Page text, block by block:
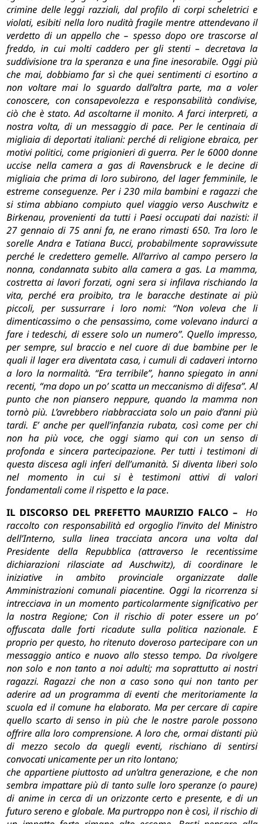
crimine delle leggi razziali, dal profilo di corpi scheletrici e
violati, esibiti nella loro nudità fragile mentre attendevano il
verdetto di un appello che – spesso dopo ore trascorse al
freddo, in cui molti caddero per gli stenti – decretava la
suddivisione tra la speranza e una fine inesorabile. Oggi più
che mai, dobbiamo far sì che quei sentimenti ci esortino a
non voltare mai lo sguardo dall’altra parte, ma a voler
conoscere, con consapevolezza e responsabilità condivise,
ciò che è stato. Ad ascoltarne il monito. A farci interpreti, a
nostra volta, di un messaggio di pace. Per le centinaia di
migliaia di deportati italiani: perché di religione ebraica, per
motivi politici, come prigionieri di guerra. Per le 6000 donne
uccise nella camera a gas di Ravensbruck e le decine di
migliaia che prima di loro subirono, del lager femminile, le
estreme conseguenze. Per i 230 mila bambini e ragazzi che
si stima abbiano compiuto quel viaggio verso Auschwitz e
Birkenau, provenienti da tutti i Paesi occupati dai nazisti: il
27 gennaio di 75 anni fa, ne erano rimasti 650. Tra loro le
sorelle Andra e Tatiana Bucci, probabilmente sopravvissute
perché le credettero gemelle. All’arrivo al campo persero la
nonna, condannata subito alla camera a gas. La mamma,
costretta ai lavori forzati, ogni sera si infilava rischiando la
vita, perché era proibito, tra le baracche destinate ai più
piccoli, per sussurrare i loro nomi: “Non voleva che li
dimenticassimo o che pensassimo, come volevano indurci a
fare i tedeschi, di essere solo un numero”. Quello impresso,
per sempre, sul braccio e nel cuore di due bambine per le
quali il lager era diventata casa, i cumuli di cadaveri intorno
a loro la normalità. “Era terribile”, hanno spiegato in anni
recenti, “ma dopo un po’ scatta un meccanismo di difesa”. Al
punto che non piansero neppure, quando la mamma non
tornò più. L’avrebbero riabbracciata solo un paio d’anni più
tardi. E’ anche per quell’infanzia rubata, così come per chi
non ha più voce, che oggi siamo qui con un senso di
profonda e sincera partecipazione. Per tutti i testimoni di
questa discesa agli inferi dell’umanità. Si diventa liberi solo
nel momento in cui si è testimoni attivi di valori
fondamentali come il rispetto e la pace.
IL DISCORSO DEL PREFETTO MAURIZIO FALCO – Ho
raccolto con responsabilità ed orgoglio l’invito del Ministro
dell’Interno, sulla linea tracciata ancora una volta dal
Presidente della Repubblica (attraverso le recentissime
dichiarazioni rilasciate ad Auschwitz), di coordinare le
iniziative in ambito provinciale organizzate dalle
Amministrazioni comunali piacentine. Oggi la ricorrenza si
intrecciava in un momento particolarmente significativo per
la nostra Regione; Con il rischio di poter essere un po’
offuscata dalle forti ricadute sulla politica nazionale. E
proprio per questo, ho ritenuto doveroso partecipare con un
messaggio antico e nuovo allo stesso tempo. Da rivolgere
non solo e non tanto a noi adulti; ma soprattutto ai nostri
ragazzi. Ragazzi che non a caso sono qui non tanto per
aderire ad un programma di eventi che meritoriamente la
scuola ed il comune ha elaborato. Ma per cercare di capire
quello scarto di senso in più che le nostre parole possono
offrire alla loro comprensione. A loro che, ormai distanti più
di mezzo secolo da quegli eventi, rischiano di sentirsi
convocati unicamente per un rito lontano;
che appartiene piuttosto ad un’altra generazione, e che non
sembra impattare più di tanto sulle loro speranze (o paure)
di anime in cerca di un orizzonte certo e presente, e di un
futuro sereno e globale. Ma purtroppo non è così, il rischio di